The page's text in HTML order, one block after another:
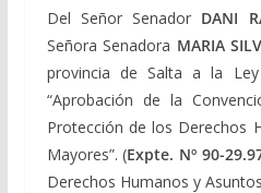
Del Señor Senador DANI
Señora Senadora MARIA
provincia de Salta a la
“Aprobación de la
Protección de los Derechos
Mayores”. (Expte. Nº 90-
Derechos Humanos y